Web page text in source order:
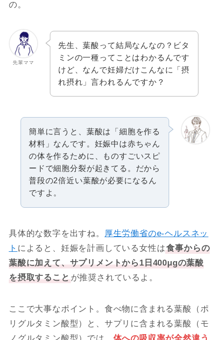
の。
先輩ママ
先生、葉酸って結局なんなの？ビタ
ミンの一種ってことはわかるんです
けど、なんで妊婦だけこんなに「摂
れ摂れ」言われるんですか？
簡単に言うと、葉酸は「細胞を作る
材料」なんです。妊娠中は赤ちゃん
の体を作るために、ものすごいスピ
ードで細胞分裂が起きてる。だから
普段の2倍近い葉酸が必要になるん
ですよ。
具体的な数字を出すね。
厚生労働省のe-ヘルスネッ
ト によると、妊娠を計画している女性は食事からの
葉酸に加えて、サプリメントから1日400μgの葉酸
を摂取することが推奨されているよ。
ここで大事なポイント。食べ物に含まれる葉酸（ポ
リグルタミン酸型）と、サプリに含まれる葉酸（モ